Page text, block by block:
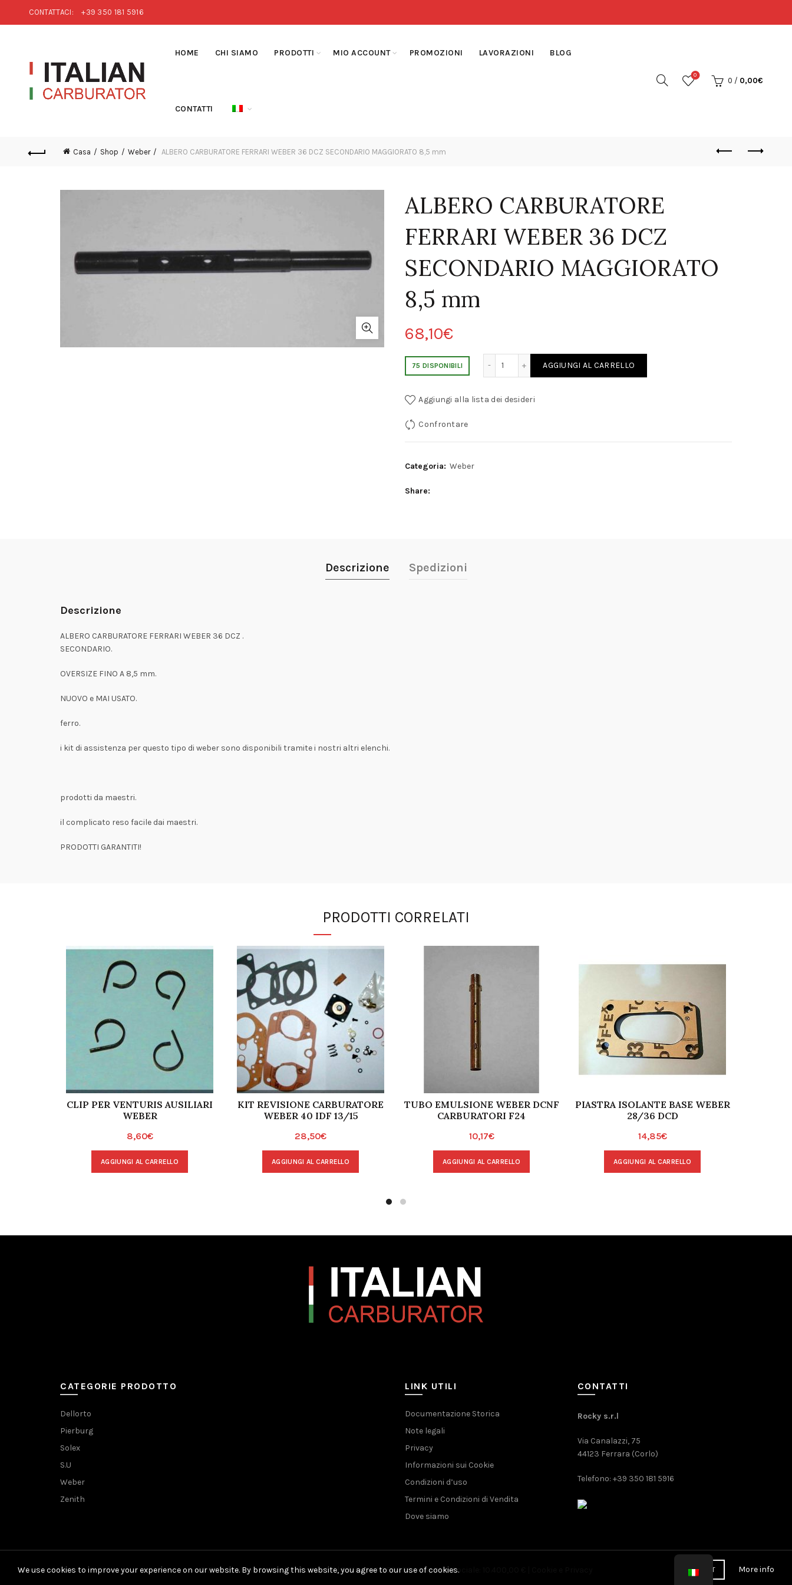
CONTATTACI: +39 350 181 5916
HOME CHI SIAMO PRODOTTI MIO ACCOUNT PROMOZIONI LAVORAZIONI BLOG
CONTATTI
0
0 / 0,00€
Casa Shop Weber ALBERO CARBURATORE FERRARI WEBER 36 DCZ SECONDARIO MAGGIORATO 8,5 mm
ALBERO CARBURATORE
FERRARI WEBER 36 DCZ
SECONDARIO MAGGIORATO
8,5 mm
68,10€
75 DISPONIBILI
ALBERO CARBURATORE FERRARI WEBER 36 DCZ SECONDARIO MAGGIORATO 8,5 mm quantity
AGGIUNGI AL CARRELLO
Aggiungi alla lista dei desideri
Confrontare
Categoria: Weber
Share
Descrizione Spedizioni
Descrizione
ALBERO CARBURATORE FERRARI WEBER 36 DCZ .
SECONDARIO.
OVERSIZE FINO A 8,5 mm.
NUOVO e MAI USATO.
ferro.
i kit di assistenza per questo tipo di weber sono disponibili tramite i nostri altri elenchi.
prodotti da maestri.
il complicato reso facile dai maestri.
PRODOTTI GARANTITI!
PRODOTTI CORRELATI
CLIP PER VENTURIS AUSILIARI
WEBER
8,60€
AGGIUNGI AL CARRELLO
KIT REVISIONE CARBURATORE
WEBER 40 IDF 13/15
28,50€
AGGIUNGI AL CARRELLO
TUBO EMULSIONE WEBER DCNF
CARBURATORI F24
10,17€
AGGIUNGI AL CARRELLO
PIASTRA ISOLANTE BASE WEBER
28/36 DCD
14,85€
AGGIUNGI AL CARRELLO
CATEGORIE PRODOTTO
Dellorto
Pierburg
Solex
S.U
Weber
Zenith
LINK UTILI
Documentazione Storica
Note legali
Privacy
Informazioni sui Cookie
Condizioni d’uso
Termini e Condizioni di Vendita
Dove siamo
CONTATTI
Rocky s.r.l
Via Canalazzi, 75
44123 Ferrara (Corlo)
Telefono: +39 350 181 5916
© 2021 Carburatori Italia - Rocky Srl | P.IVA 01571080389 - Capitale Sociale: 10.400,00 € |
We use cookies to improve your experience on our website. By browsing this website, you agree to our use of cookies. ACCEPT More info